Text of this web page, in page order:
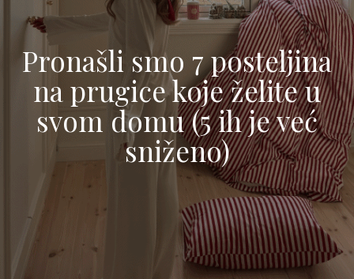
Pronašli smo 7 posteljina
na prugice koje želite u
svom domu (5 ih je već
sniženo)